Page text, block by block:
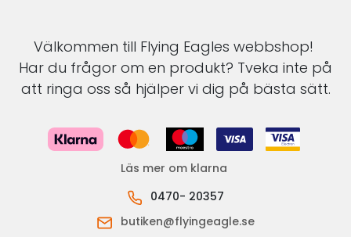
Välkommen till Flying Eagles webbshop!
Har du frågor om en produkt? Tveka inte på
att ringa oss så hjälper vi dig på bästa sätt.
Läs mer om klarna
0470- 20357
butiken@flyingeagle.se